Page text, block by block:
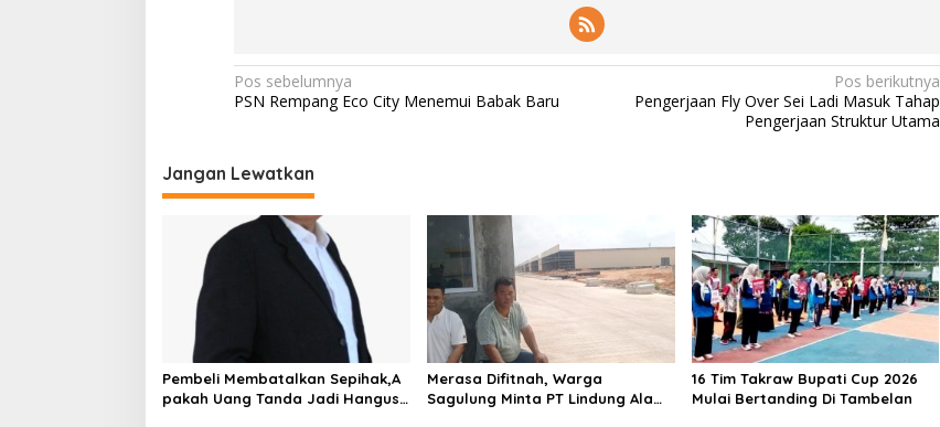
N
a
i
g
a
o
s
Pos sebelumnya
PSN Rempang Eco City Menemui Babak Baru
Pos berikutnya
Pengerjaan Fly Over Sei Ladi Masuk Tahap
Pengerjaan Struktur Utama
Jangan Lewatkan
Pembeli Membatalkan Sepihak,A
pakah Uang Tanda Jadi Hangus?
Merasa Difitnah, Warga
Sagulung Minta PT Lindung Alam
16 Tim Takraw Bupati Cup 2026
Mulai Bertanding Di Tambelan